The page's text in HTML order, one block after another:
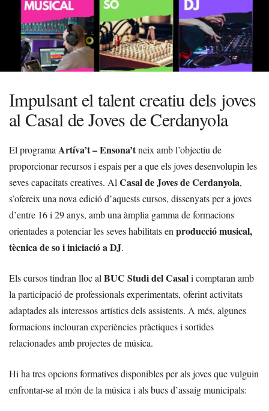
Impulsant el talent creatiu dels joves
al Casal de Joves de Cerdanyola
El programa Artíva’t – Ensona’tneix amb l’objectiu de
proporcionar recursos i espais per a que els joves desenvolupin les
seves capacitats creatives. Al Casal de Joves de Cerdanyola,
s’ofereix una nova edició d’aquests cursos, dissenyats per a joves
d’entre 16 i 29 anys, amb una àmplia gamma de formacions
orientades a potenciar les seves habilitats en producció musical,
tècnica de so i iniciació a DJ.
Els cursos tindran lloc al BUC Studi del Casali comptaran amb
la participació de professionals experimentats, oferint activitats
adaptades als interessos artístics dels assistents. A més, algunes
formacions inclouran experiències pràctiques i sortides
relacionades amb projectes de música.
Hi ha tres opcions formatives disponibles per als joves que vulguin
enfrontar-se al món de la música i als bucs d’assaig municipals: